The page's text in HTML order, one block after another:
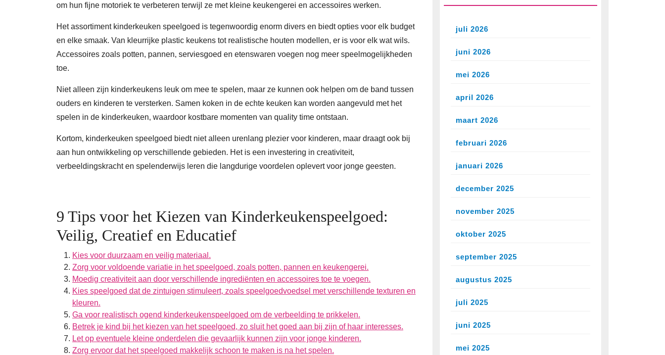
om hun fijne motoriek te verbeteren terwijl ze met kleine keukengerei en accessoires werken.
Het assortiment kinderkeuken speelgoed is tegenwoordig enorm divers en biedt opties voor elk budget
en elke smaak. Van kleurrijke plastic keukens tot realistische houten modellen, er is voor elk wat wils.
Accessoires zoals potten, pannen, serviesgoed en etenswaren voegen nog meer speelmogelijkheden
toe.
Niet alleen zijn kinderkeukens leuk om mee te spelen, maar ze kunnen ook helpen om de band tussen
ouders en kinderen te versterken. Samen koken in de echte keuken kan worden aangevuld met het
spelen in de kinderkeuken, waardoor kostbare momenten van quality time ontstaan.
Kortom, kinderkeuken speelgoed biedt niet alleen urenlang plezier voor kinderen, maar draagt ook bij
aan hun ontwikkeling op verschillende gebieden. Het is een investering in creativiteit,
verbeeldingskracht en spelenderwijs leren die langdurige voordelen oplevert voor jonge geesten.
9 Tips voor het Kiezen van Kinderkeukenspeelgoed:
Veilig, Creatief en Educatief
Kies voor duurzaam en veilig materiaal.
Zorg voor voldoende variatie in het speelgoed, zoals potten, pannen en keukengerei.
Moedig creativiteit aan door verschillende ingrediënten en accessoires toe te voegen.
Kies speelgoed dat de zintuigen stimuleert, zoals speelgoedvoedsel met verschillende texturen en
kleuren.
Ga voor realistisch ogend kinderkeukenspeelgoed om de verbeelding te prikkelen.
Betrek je kind bij het kiezen van het speelgoed, zo sluit het goed aan bij zijn of haar interesses.
Let op eventuele kleine onderdelen die gevaarlijk kunnen zijn voor jonge kinderen.
Zorg ervoor dat het speelgoed makkelijk schoon te maken is na het spelen.
juli 2026
juni 2026
mei 2026
april 2026
maart 2026
februari 2026
januari 2026
december 2025
november 2025
oktober 2025
september 2025
augustus 2025
juli 2025
juni 2025
mei 2025